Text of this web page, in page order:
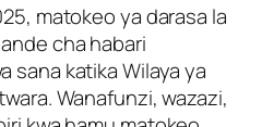
matokeo ya darasa la
cha habari
sana katika Wilaya ya
Wanafunzi, wazazi,